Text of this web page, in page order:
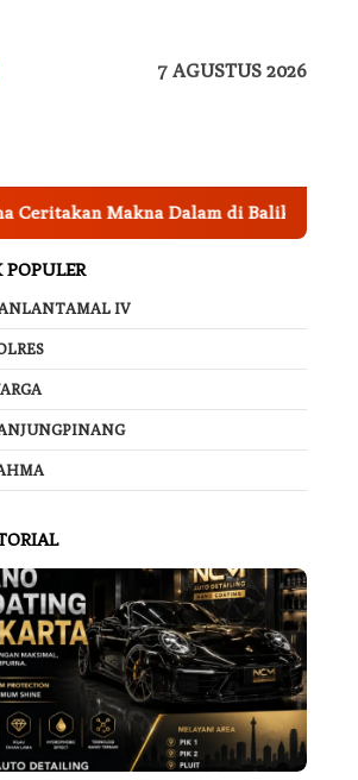
7 AGUSTUS 2026
Makna Dalam di Balik Lagu
POPULER
IV